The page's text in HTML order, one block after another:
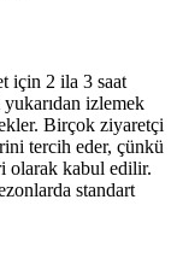
için 2 ila 3 saat
izlemek
Birçok ziyaretçi
tercih eder, çünkü
olarak kabul edilir.
standart